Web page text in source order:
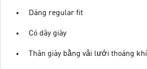
Dáng regular fit
Có dây giày
Thân giày bằng vải lưới thoáng khí